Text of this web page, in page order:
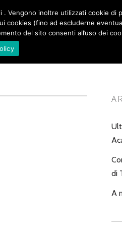
SONIA PERONACI LA
di
A
Vengono inoltre utilizzati cookie
(fino ad escluderne
del sito consenti all’uso dei